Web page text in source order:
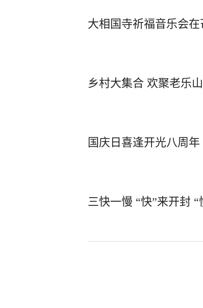
大相国寺祈福音乐会
乡村大集合 欢聚老乐山
国庆日喜逢开光八周
三快一慢 “快”来开封